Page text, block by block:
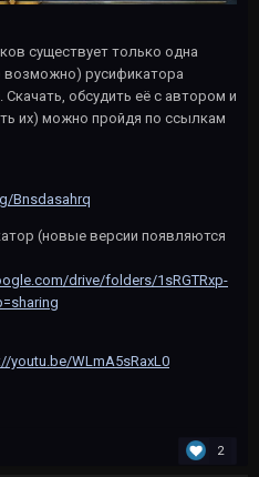
существует только одна
возможно) русификатора
Скачать, обсудить её с автором и
их) можно пройдя по ссылкам
Bnsdasahrq
(новые версии появляются
drive/folders/1sRGTRxp-
youtu.be/WLmA5sRaxL0
2